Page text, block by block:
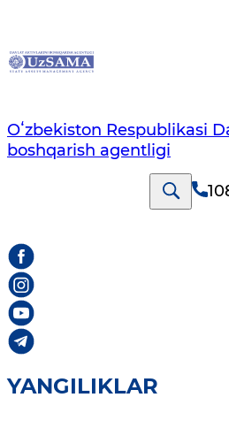
Oʻzbekiston Respublikasi
boshqarish agentligi
YANGILIKLAR